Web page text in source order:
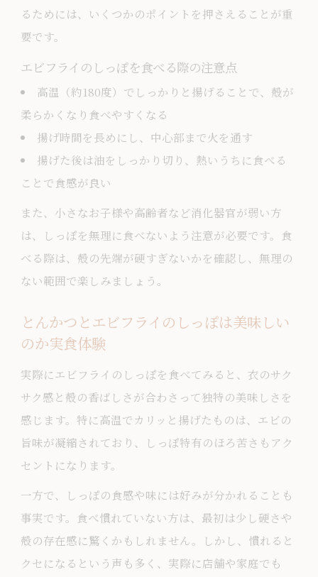
るためには、いくつかのポイントを押さえることが重
要です。
エビフライのしっぽを食べる際の注意点
高温（約180度）でしっかりと揚げることで、殻が
柔らかくなり食べやすくなる
揚げ時間を長めにし、中心部まで火を通す
揚げた後は油をしっかり切り、熱いうちに食べる
ことで食感が良い
また、小さなお子様や高齢者など消化器官が弱い方
は、しっぽを無理に食べないよう注意が必要です。食
べる際は、殻の先端が硬すぎないかを確認し、無理の
ない範囲で楽しみましょう。
とんかつとエビフライのしっぽは美味しい
のか実食体験
実際にエビフライのしっぽを食べてみると、衣のサク
サク感と殻の香ばしさが合わさって独特の美味しさを
感じます。特に高温でカリッと揚げたものは、エビの
旨味が凝縮されており、しっぽ特有のほろ苦さもアク
セントになります。
一方で、しっぽの食感や味には好みが分かれることも
事実です。食べ慣れていない方は、最初は少し硬さや
殻の存在感に驚くかもしれません。しかし、慣れると
クセになるという声も多く、実際に店舗や家庭でも